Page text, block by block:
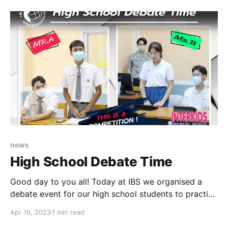
news
High School Debate Time
Good day to you all! Today at IBS we organised a
debate event for our high school students to practice
appealing when their colours and details age well. For
Apr 19, 20231 min read